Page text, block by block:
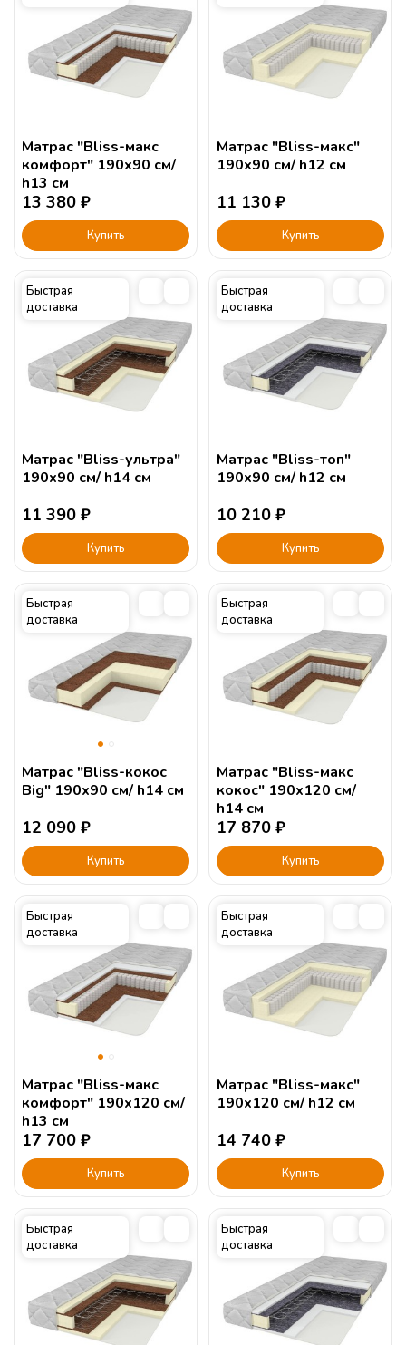
Матрас "Bliss-макс
комфорт" 190х90 см/
h13 см
13 380 ₽
Купить
Матрас "Bliss-макс"
190х90 см/ h12 см
11 130 ₽
Купить
Быстрая
доставка
Матрас "Bliss-ультра"
190х90 см/ h14 см
11 390 ₽
Купить
Быстрая
доставка
Матрас "Bliss-топ"
190х90 см/ h12 см
10 210 ₽
Купить
Быстрая
доставка
Матрас "Bliss-кокос
Big" 190х90 см/ h14 см
12 090 ₽
Купить
Быстрая
доставка
Матрас "Bliss-макс
кокос" 190х120 см/
h14 см
17 870 ₽
Купить
Быстрая
доставка
Матрас "Bliss-макс
комфорт" 190х120 см/
h13 см
17 700 ₽
Купить
Быстрая
доставка
Матрас "Bliss-макс"
190х120 см/ h12 см
14 740 ₽
Купить
Быстрая
доставка
Быстрая
доставка